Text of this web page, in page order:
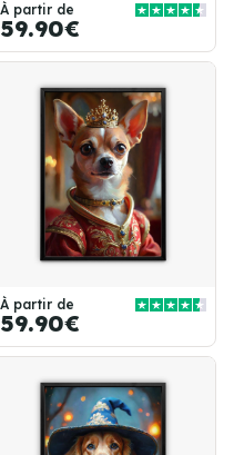
À partir de
59.90€
À partir de
59.90€